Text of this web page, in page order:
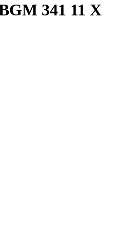
341 11 X